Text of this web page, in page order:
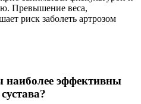
Превышение веса,
риск заболеть артрозом
наиболее эффективны